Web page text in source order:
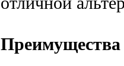
Преимущества